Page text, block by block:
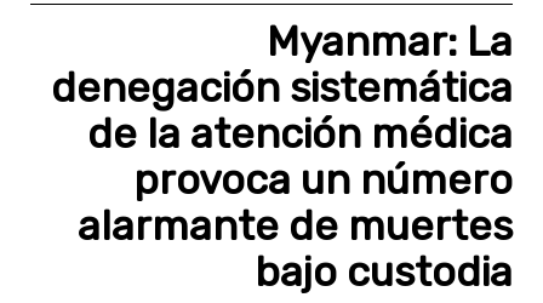
Myanmar: La
denegación sistemática
de la atención médica
provoca un número
alarmante de muertes
bajo custodia